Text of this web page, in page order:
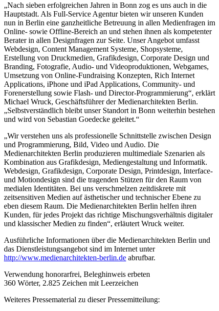
„Nach sieben erfolgreichen Jahren in Bonn zog es uns auch in die
Hauptstadt. Als Full-Service Agentur bieten wir unseren Kunden
nun in Berlin eine ganzheitliche Betreuung in allen Medienfragen im
Online- sowie Offline-Bereich an und stehen ihnen als kompetenter
Berater in allen Designfragen zur Seite. Unser Angebot umfasst
Webdesign, Content Management Systeme, Shopsysteme,
Erstellung von Druckmedien, Grafikdesign, Corporate Design und
Branding, Fotografie, Audio- und Videoproduktionen, Webgames,
Umsetzung von Online-Fundraising Konzepten, Rich Internet
Applications, iPhone und iPad Applications, Community- und
Forenerstellung sowie Flash- und Director-Programmierung“, erklärt
Michael Wruck, Geschäftsführer der Medienarchitekten Berlin.
„Selbstverständlich bleibt unser Standort in Bonn weiterhin bestehen
und wird von Sebastian Goedecke geleitet.“
„Wir verstehen uns als professionelle Schnittstelle zwischen Design
und Programmierung, Bild, Video und Audio. Die
Medienarchitekten Berlin produzieren multimediale Szenarien als
Kombination aus Grafikdesign, Mediengestaltung und Informatik.
Webdesign, Grafikdesign, Corporate Design, Printdesign, Interface-
und Motiondesign sind die tragenden Stützen für den Raum von
medialen Identitäten. Bei uns verschmelzen zeitdiskrete mit
zeitsensitiven Medien auf ästhetischer und technischer Ebene zu
eben diesem Raum. Die Medienarchitekten Berlin helfen ihren
Kunden, für jedes Projekt das richtige Mischungsverhältnis digitaler
und klassischer Medien zu finden“, erläutert Wruck weiter.
Ausführliche Informationen über die Medienarchitekten Berlin und
das Dienstleistungsangebot sind im Internet unter
http://www.medienarchitekten-berlin.de abrufbar.
Verwendung honorarfrei, Beleghinweis erbeten
360 Wörter, 2.825 Zeichen mit Leerzeichen
Weiteres Pressematerial zu dieser Pressemitteilung: